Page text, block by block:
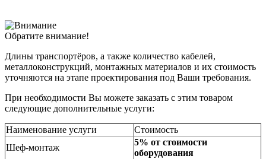
Обратите внимание!
Длины транспортёров, а также количество кабелей,
металлоконструкций, монтажных материалов и их стоимость
уточняются на этапе проектирования под Ваши требования.
При необходимости Вы можете заказать с этим товаром
следующие дополнительные услуги:
Наименование услуги
Стоимость
Шеф-монтаж
5% от стоимости
оборудования